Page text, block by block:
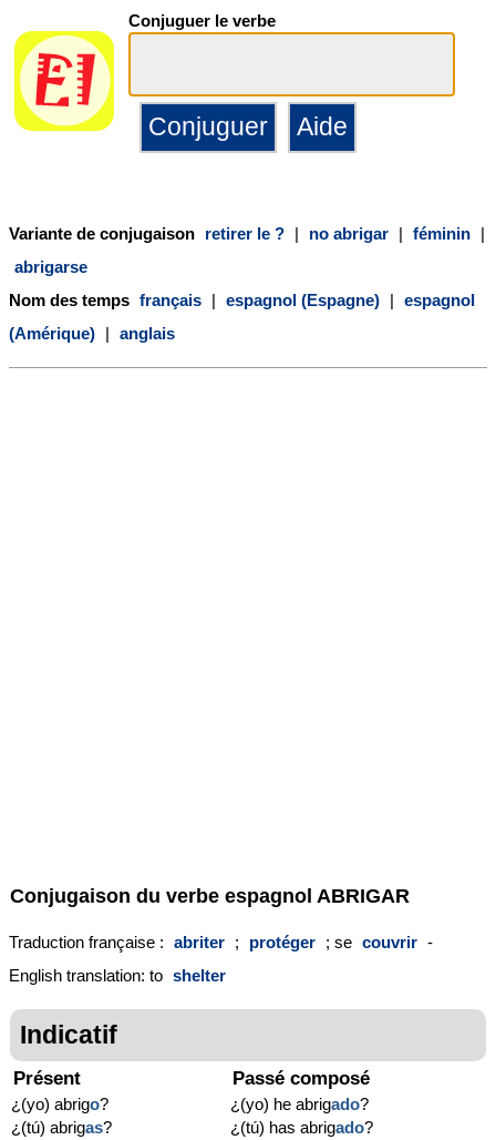
Conjuguer le verbe
Variante de conjugaison retirer le ? | no abrigar | féminin |
abrigarse
Nom des temps français | espagnol (Espagne) | espagnol
(Amérique) | anglais
Conjugaison du verbe espagnol ABRIGAR
Traduction française : abriter ; protéger ; se couvrir -
English translation: to shelter
Indicatif
Présent
¿(yo) abrigo?
¿(tú) abrigas?
Passé composé
¿(yo) he abrigado?
¿(tú) has abrigado?